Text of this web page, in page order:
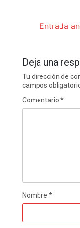
Entrada
Deja una
Tu dirección de
campos
Comentario *
Nombre *